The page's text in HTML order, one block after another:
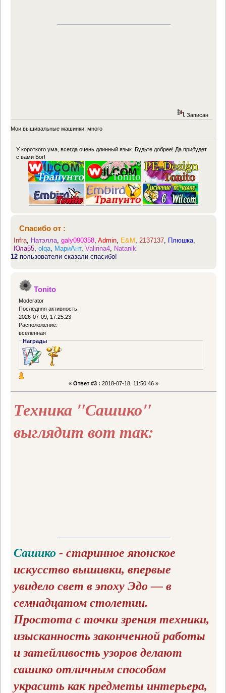
Записан
Мои вышивальные машинки: много
У короткого ума, всегда очень длинный язык. Будьте добрее! Да прибудет
с вами Бог!
Спасибо от :
Infra, Натэлла,galy090358,Admin, E&M ,2137137, Плюшка,
Юла55,olqa, МариАнт,Valirina4, Natanik
12 пользователи сказали спасибо!
Tonito
Moderator
Последняя активность:
2026-07-09, 17:25:23
Расположение:
вселенная
Награды
« Ответ #3 : 2018-07-18, 11:50:46 »
Техника "Сашико"
выглядит вот так:
Сашико - старинное японское
искусство вышивки, впервые
увидело свет в эпоху Эдо — в
семнадцатом столетии.
Простота с точки зрения техники,
изысканность законченной работы
и затейливость узоров делают
сашико отличным способом
украсить как предметы интерьера,